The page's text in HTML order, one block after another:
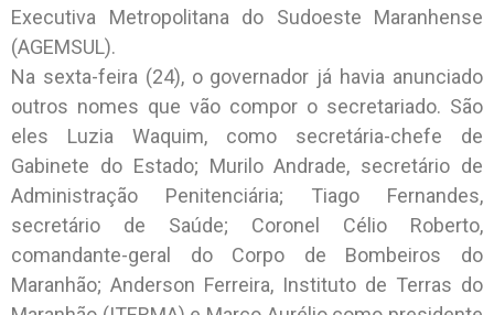
Executiva Metropolitana do Sudoeste Maranhense
(AGEMSUL).
Na sexta-feira (24), o governador já havia anunciado
outros nomes que vão compor o secretariado. São
eles Luzia Waquim, como secretária-chefe de
Gabinete do Estado; Murilo Andrade, secretário de
Administração Penitenciária; Tiago Fernandes,
secretário de Saúde; Coronel Célio Roberto,
comandante-geral do Corpo de Bombeiros do
Maranhão; Anderson Ferreira, Instituto de Terras do